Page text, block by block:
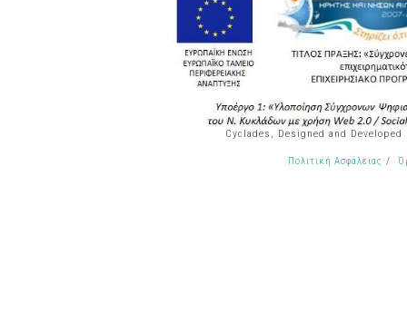
Cyclades, Designed and
Πολιτική Ασφάλειας /